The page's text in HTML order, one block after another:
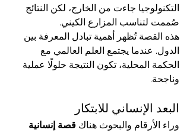
التكنولوجيا جاءت من الخارج، لكن النتائج
صُممت لتناسب المزارع الكيني.
هذه القصة تُظهر أهمية تبادل المعرفة بين
الدول. عندما يجتمع العلم العالمي مع
الحكمة المحلية، تكون النتيجة حلولًا عملية
وناجحة.
البعد الإنساني للابتكار
وراء الأرقام والبحوث هناك قصة إنسانية